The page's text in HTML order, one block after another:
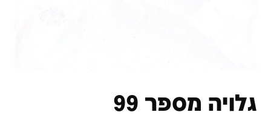
גלויה מספר 99